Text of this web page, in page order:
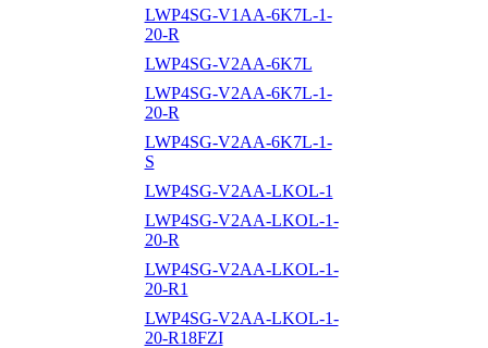
LWP4SG-V1AA-6K7L-1-
20-R
LWP4SG-V2AA-6K7L
LWP4SG-V2AA-6K7L-1-
20-R
LWP4SG-V2AA-6K7L-1-
S
LWP4SG-V2AA-LKOL-1
LWP4SG-V2AA-LKOL-1-
20-R
LWP4SG-V2AA-LKOL-1-
20-R1
LWP4SG-V2AA-LKOL-1-
20-R18FZI